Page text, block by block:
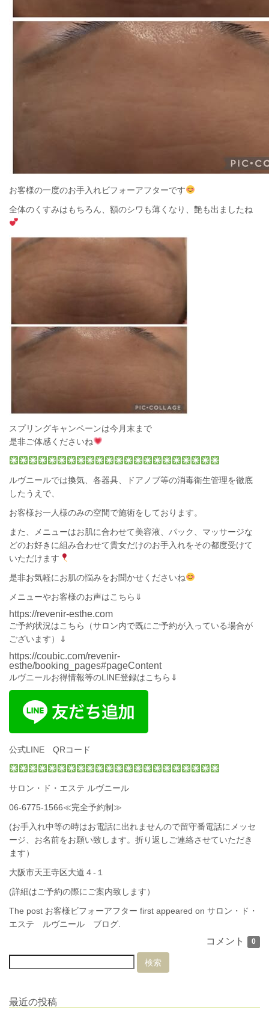
お客様の一度のお手入れビフォーアフターです
全体のくすみはもちろん、額のシワも薄くなり、艶も出ましたね
スプリングキャンペーンは今月末まで
是非ご体感くださいね
ルヴニールでは換気、各器具、ドアノブ等の消毒衛生管理を徹底
したうえで、
お客様お一人様のみの空間で施術をしております。
また、メニューはお肌に合わせて美容液、パック、マッサージな
どのお好きに組み合わせて貴女だけのお手入れをその都度受けて
いただけます
是非お気軽にお肌の悩みをお聞かせくださいね
メニューやお客様のお声はこちら⇓
https://revenir-esthe.com
ご予約状況はこちら
（サロン内で既にご予約が入っている場合が
ございます）⇓
https://coubic.com/revenir-
esthe/booking_pages#pageContent
ルヴニールお得情報等のLINE登録はこちら⇓
公式LINE QRコード
サロン・ド・エステ ルヴニール
06-6775-1566≪完全予約制≫
(お手入れ中等の時はお電話に出れませんので留守番電話にメッセ
ージ、お名前をお願い致します。折り返しご連絡させていただき
ます）
大阪市天王寺区大道４-１
(詳細はご予約の際にご案内致します）
The post お客様ビフォーアフター first appeared on サロン・ド・
エステ ルヴニール ブログ
コメント 0
最近の投稿